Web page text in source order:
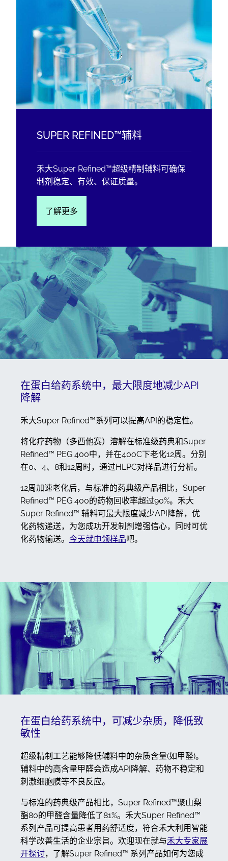
SUPER REFINED™辅料
禾大Super Refined™超级精制辅料可确保
制剂稳定、有效、保证质量。
了解更多
在蛋白给药系统中，最大限度地减少API
降解
禾大Super Refined™系列可以提高API的稳定性。
将化疗药物（多西他赛）溶解在标准级药典和Super
Refined™ PEG 400中，并在40oC下老化12周。分别
在0、4、8和12周时，通过HLPC对样品进行分析。
12周加速老化后，与标准的药典级产品相比，Super
Refined™ PEG 400的药物回收率超过90%。禾大
Super Refined™ 辅料可最大限度减少API降解，优
化药物递送，为您成功开发制剂增强信心，同时可优
化药物输送。 今天就申领样品吧。
在蛋白给药系统中，可减少杂质，降低致
敏性
超级精制工艺能够降低辅料中的杂质含量(如甲醛)。
辅料中的高含量甲醛会造成API降解、药物不稳定和
刺激细胞膜等不良反应。
与标准的药典级产品相比，Super Refined™聚山梨
酯80的甲醛含量降低了81%。禾大Super Refined™
系列产品可提高患者用药舒适度，符合禾大利用智能
科学改善生活的企业宗旨。欢迎现在就与禾大专家展
开探讨，了解Super Refined™ 系列产品如何为您成